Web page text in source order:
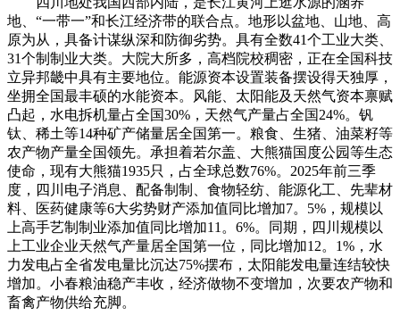
地、“‌一带一”和长江经济带的联合点。地形以盆地、山地、高
原为从，具备计谋纵深和防御劣势。具有全数41个工业大类、
31个制制业大类。大院大所多，高档院校稠密，正在全国科技
立异邦畿中具有主要地位。能源资本设置装备摆设得天独厚，
坐拥全国最丰硕的水能资本。风能、太阳能及天然气资本禀赋
凸起，水电拆机量占全国30%，天然气产量占全国24%。钒
钛、‌稀土等14种矿产储量居全国第一。‌‌粮食、生猪、油菜籽等
农产物产量全国领先。承担‌着若尔盖、‌大熊猫国度公园等生态
使命，现有大熊猫1935只，占全球总数76%。2025年前三季
度，四川电子消息、配备制制、食物轻纺、能源化工、先辈材
料、医药健康等6大劣势财产添加值同比增加7。5%，规模以
上高手艺制制业添加值同比增加11。6%。同期，四川规模以
上工业企业天然气产量居全国第一位，同比增加12。1%，水
力发电占全省发电量比沉达75%摆布，太阳能发电量连结较快
增加。小春粮油稳产丰收，经济做物不变增加，次要农产物和
畜禽产物供给充脚。